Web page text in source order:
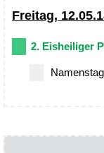
Freitag,
2. Eisheiliger